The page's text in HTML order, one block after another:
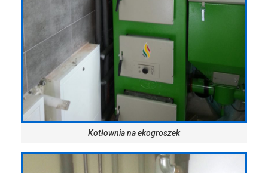
Kotłownia na ekogroszek